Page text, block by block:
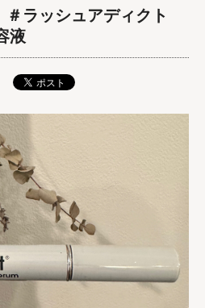
＃ラッシュアディクト
液